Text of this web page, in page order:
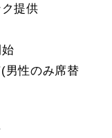
供
のみ席替